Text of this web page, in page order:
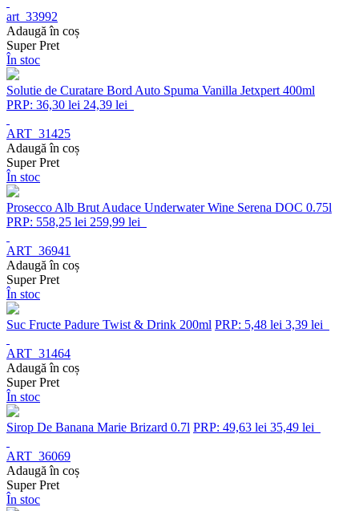
art_33992
Adaugă în coș
Super Pret
În stoc
Solutie de Curatare Bord Auto Spuma Vanilla Jetxpert 400ml
PRP: 36,30 lei 24,39 lei
ART_31425
Adaugă în coș
Super Pret
În stoc
Prosecco Alb Brut Audace Underwater Wine Serena DOC 0.75l
PRP: 558,25 lei 259,99 lei
ART_36941
Adaugă în coș
Super Pret
În stoc
Suc Fructe Padure Twist & Drink 200ml PRP: 5,48 lei 3,39 lei
ART_31464
Adaugă în coș
Super Pret
În stoc
Sirop De Banana Marie Brizard 0.7l PRP: 49,63 lei 35,49 lei
ART_36069
Adaugă în coș
Super Pret
În stoc